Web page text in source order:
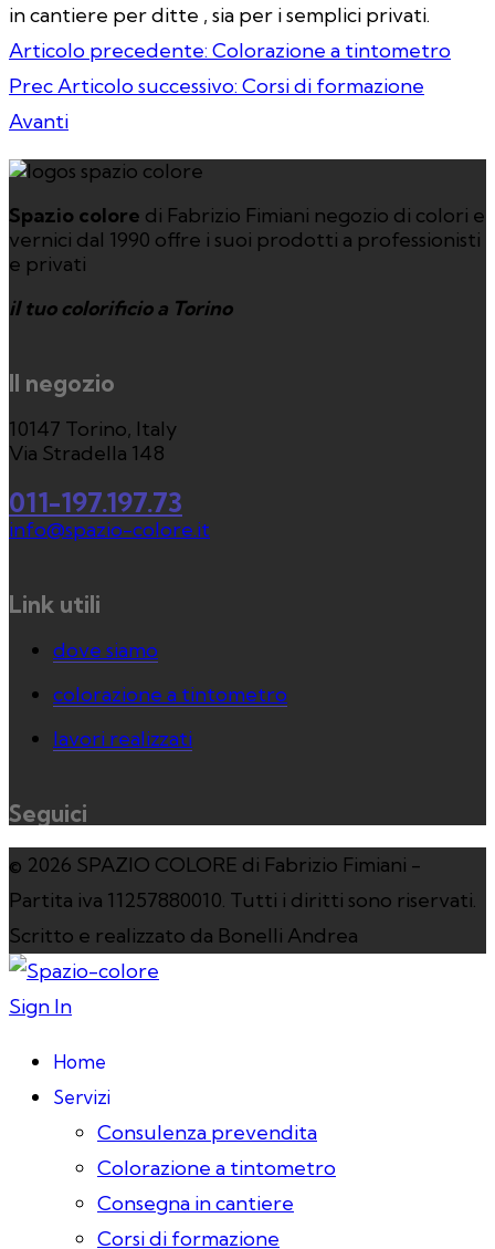
in cantiere per ditte , sia per i semplici privati.
Articolo precedente: Colorazione a tintometro
PrecArticolo successivo: Corsi di formazione
Avanti
Spazio colore di Fabrizio Fimiani negozio di colori e
vernici dal 1990 offre i suoi prodotti a professionisti
e privati
il tuo colorificio a Torino
Il negozio
10147 Torino, Italy
Via Stradella 148
011-197.197.73
info@spazio-colore.it
Link utili
dove siamo
colorazione a tintometro
lavori realizzati
Seguici
© 2026 SPAZIO COLORE di Fabrizio Fimiani -
Partita iva 11257880010. Tutti i diritti sono riservati.
Scritto e realizzato da Bonelli Andrea
Sign In
Home
Servizi
Consulenza prevendita
Colorazione a tintometro
Consegna in cantiere
Corsi di formazione